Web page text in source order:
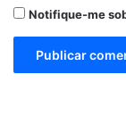
Notifique-me